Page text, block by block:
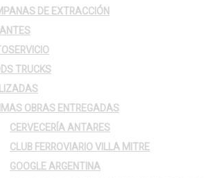
DE EXTRACCIÓN
TRUCKS
OBRAS ENTREGADAS
CERVECERÍA ANTARES
CLUB FERROVIARIO VILLA MITRE
GOOGLE ARGENTINA